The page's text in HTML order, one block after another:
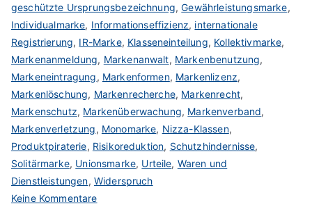
geschützte Ursprungsbezeichnung,Gewährleistungsmarke,
Individualmarke, Informationseffizienz, internationale
Registrierung, IR-Marke, Klasseneinteilung, Kollektivmarke,
Markenanmeldung, Markenanwalt, Markenbenutzung,
Markeneintragung, Markenformen, Markenlizenz,
Markenlöschung, Markenrecherche, Markenrecht,
Markenschutz, Markenüberwachung, Markenverband,
Markenverletzung, Monomarke, Nizza-Klassen,
Produktpiraterie, Risikoreduktion, Schutzhindernisse,
Solitärmarke, Unionsmarke, Urteile, Waren und
Dienstleistungen, Widerspruch
Keine Kommentarezu